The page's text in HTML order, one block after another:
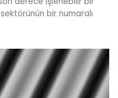
bir numaralı